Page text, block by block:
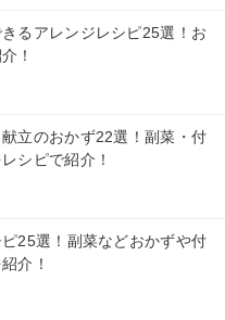
るアレンジレシピ25選！お
！
立のおかず22選！副菜・付
シピで紹介！
25選！副菜などおかずや付
介！